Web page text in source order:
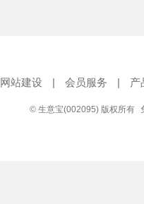
网站建设 | 会员服务 | 产
© 生意宝(002095) 版权所有